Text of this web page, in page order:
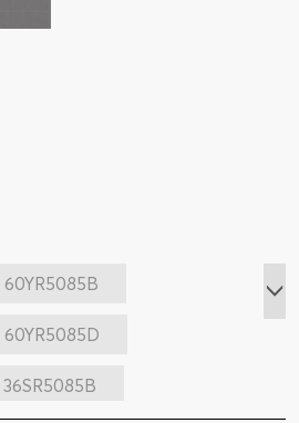
60YR5085B
60YR5085D
36SR5085B